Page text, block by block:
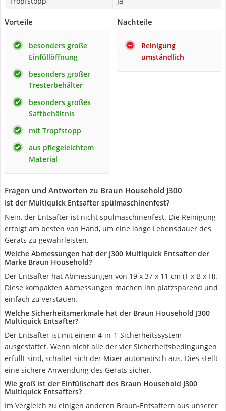
Vorteile
besonders große
Einfüllöffnung
besonders großer
Tresterbehälter
besonders großes
Saftbehältnis
mit Tropfstopp
aus pflegeleichtem
Material
Nachteile
Reinigung
umständlich
Fragen und Antworten zu Braun Household J300
Ist der Multiquick Entsafter spülmaschinenfest?
Nein, der Entsafter ist nicht spülmaschinenfest. Die Reinigung
erfolgt am besten von Hand, um eine lange Lebensdauer des
Geräts zu gewährleisten.
Welche Abmessungen hat der J300 Multiquick Entsafter der
Marke Braun Household?
Der Entsafter hat Abmessungen von 19 x 37 x 11 cm (T x B x H).
Diese kompakten Abmessungen machen ihn platzsparend und
einfach zu verstauen.
Welche Sicherheitsmerkmale hat der Braun Household J300
Multiquick Entsafter?
Der Entsafter ist mit einem 4-in-1-Sicherheitssystem
ausgestattet. Wenn nicht alle der vier Sicherheitsbedingungen
erfüllt sind, schaltet sich der Mixer automatisch aus. Dies stellt
eine sichere Anwendung des Geräts sicher.
Wie groß ist der Einfüllschaft des Braun Household J300
Multiquick Entsafters?
Im Vergleich zu einigen anderen Braun-Entsaftern aus unserer